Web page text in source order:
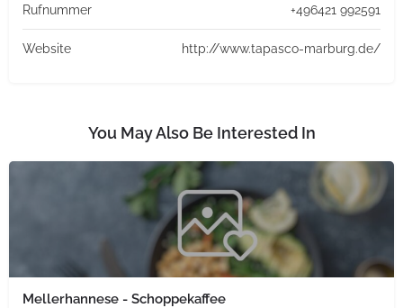
Rufnummer +496421 992591
Website http://www.tapasco-marburg.de/
You May Also Be Interested In
Mellerhannese - Schoppekaffee